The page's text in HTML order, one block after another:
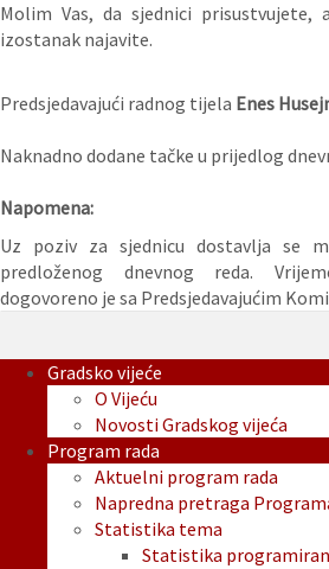
Molim Vas, da sjednici prisustvujete,
izostanak najavite.
Predsjedavajući radnog tijela Enes
Naknadno dodane tačke u prijedlog
Napomena:
Uz poziv za sjednicu dostavlja se
predloženog dnevnog reda.
dogovoreno je sa Predsjedavajućim
Gradsko vijeće
O Vijeću
Novosti Gradskog vijeća
Program rada
Aktuelni program rada
Napredna pretraga
Statistika tema
Statistika